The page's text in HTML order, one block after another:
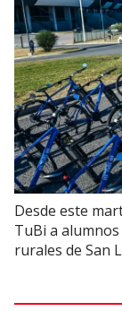
Desde este
TuBi a alumnos
rurales de San